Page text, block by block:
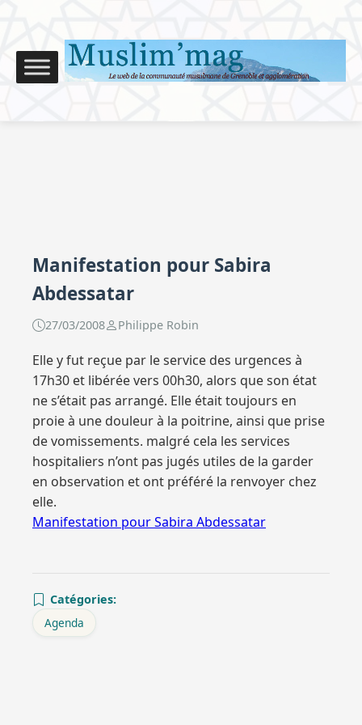
Manifestation pour Sabira
Abdessatar
27/03/2008 Philippe Robin
Elle y fut reçue par le service des urgences à
17h30 et libérée vers 00h30, alors que son état
ne s’était pas arrangé. Elle était toujours en
proie à une douleur à la poitrine, ainsi que prise
de vomissements. malgré cela les services
hospitaliers n’ont pas jugés utiles de la garder
en observation et ont préféré la renvoyer chez
elle.
Manifestation pour Sabira Abdessatar
Catégories:
Agenda